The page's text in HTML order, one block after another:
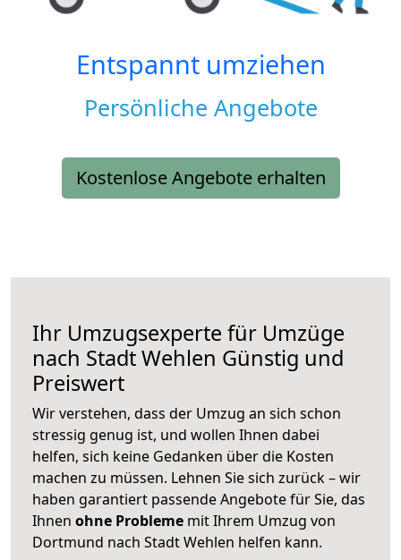
Entspannt umziehen
Persönliche Angebote
Kostenlose Angebote erhalten
Ihr Umzugsexperte für Umzüge
nach Stadt Wehlen Günstig und
Preiswert
Wir verstehen, dass der Umzug an sich schon
stressig genug ist, und wollen Ihnen dabei
helfen, sich keine Gedanken über die Kosten
machen zu müssen. Lehnen Sie sich zurück – wir
haben garantiert passende Angebote für Sie, das
Ihnen ohne Probleme mit Ihrem Umzug von
Dortmund nach Stadt Wehlen helfen kann.